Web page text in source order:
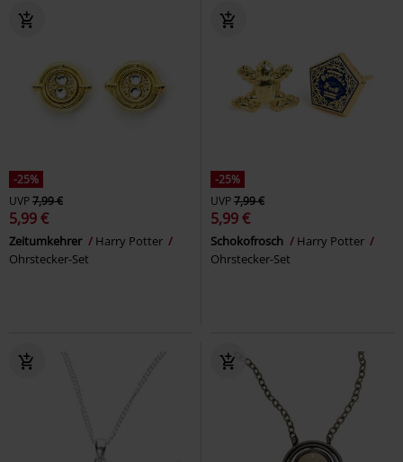
-25%
UVP7,99 €
5,99 €
Zeitumkehrer
Harry Potter
Ohrstecker-Set
-25%
UVP7,99 €
5,99 €
Schokofrosch
Harry Potter
Ohrstecker-Set